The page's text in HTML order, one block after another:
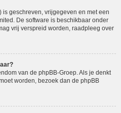
geschreven, vrijgegeven en met een
. De software is beschikbaar onder
vrij verspreid worden, raadpleeg over
van de phpBB-Groep. Als je denkt
worden, bezoek dan de phpBB